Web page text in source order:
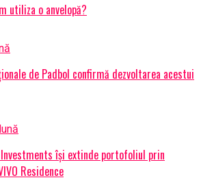
utiliza o anvelopă?
de Padbol confirmă dezvoltarea acestui
își extinde portofoliul prin
Residence